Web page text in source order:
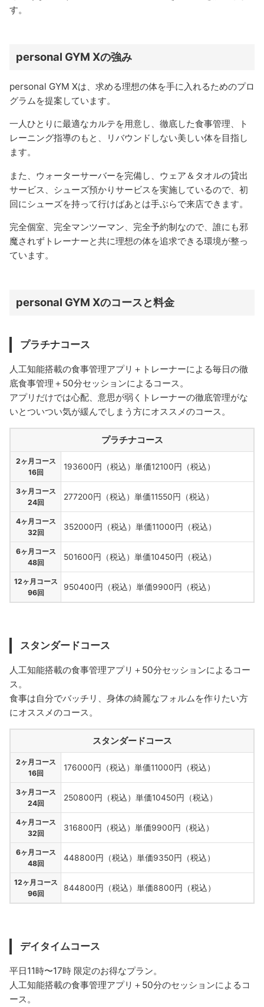
す。
personal GYM Xの強み
personal GYM Xは、求める理想の体を手に入れるためのプロ
グラムを提案しています。
一人ひとりに最適なカルテを用意し、徹底した食事管理、ト
レーニング指導のもと、リバウンドしない美しい体を目指し
ます。
また、ウォーターサーバーを完備し、ウェア＆タオルの貸出
サービス、シューズ預かりサービスを実施しているので、初
回にシューズを持って行けばあとは手ぶらで来店できます。
完全個室、完全マンツーマン、完全予約制なので、誰にも邪
魔されずトレーナーと共に理想の体を追求できる環境が整っ
ています。
personal GYM Xのコースと料金
プラチナコース
人工知能搭載の食事管理アプリ＋トレーナーによる毎日の徹
底食事管理＋50分セッションによるコース。
アプリだけでは心配、意思が弱くトレーナーの徹底管理がな
いとついつい気が緩んでしまう方にオススメのコース。
プラチナコース
2ヶ月コース
16回
193600円（税込）単価12100円（税込）
3ヶ月コース
24回
277200円（税込）単価11550円（税込）
4ヶ月コース
32回
352000円（税込）単価11000円（税込）
6ヶ月コース
48回
501600円（税込）単価10450円（税込）
12ヶ月コース
96回
950400円（税込）単価9900円（税込）
スタンダードコース
人工知能搭載の食事管理アプリ＋50分セッションによるコー
ス。
食事は自分でバッチリ、身体の綺麗なフォルムを作りたい方
にオススメのコース。
スタンダードコース
2ヶ月コース
16回
176000円（税込）単価11000円（税込）
3ヶ月コース
24回
250800円（税込）単価10450円（税込）
4ヶ月コース
32回
316800円（税込）単価9900円（税込）
6ヶ月コース
48回
448800円（税込）単価9350円（税込）
12ヶ月コース
96回
844800円（税込）単価8800円（税込）
デイタイムコース
平日11時〜17時 限定のお得なプラン。
人工知能搭載の食事管理アプリ＋50分のセッションによるコ
ース。